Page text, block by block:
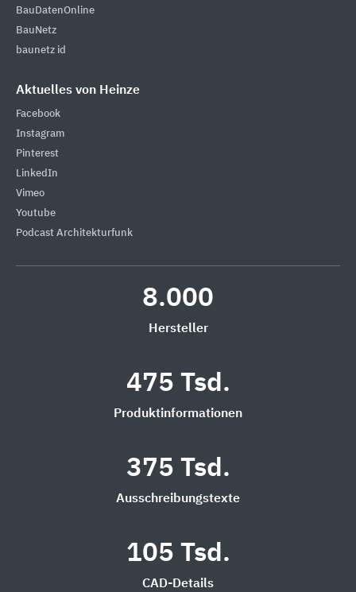
BauDatenOnline
BauNetz
baunetz id
Aktuelles von Heinze
Facebook
Instagram
Pinterest
LinkedIn
Vimeo
Youtube
Podcast Architekturfunk
8.000
Hersteller
475 Tsd.
Produktinformationen
375 Tsd.
Ausschreibungstexte
105 Tsd.
CAD-Details